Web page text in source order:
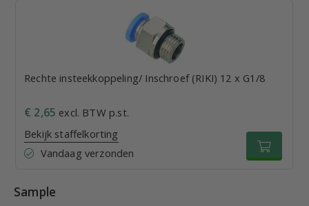
Rechte insteekkoppeling/ Inschroef (RIKI) 12 x G1/8
€ 2,65 excl. BTW p.st.
Bekijk staffelkorting
Vandaag verzonden
Sample